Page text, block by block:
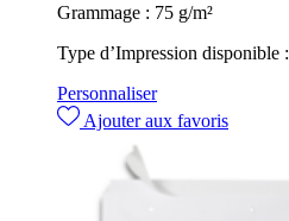
Grammage : 75 g/m²
Type d’Impression disponible :
Personnaliser
Ajouter aux favoris